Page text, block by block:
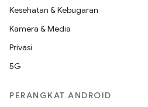
Kesehatan & Kebugaran
Kamera & Media
Privasi
5G
PERANGKAT ANDROID